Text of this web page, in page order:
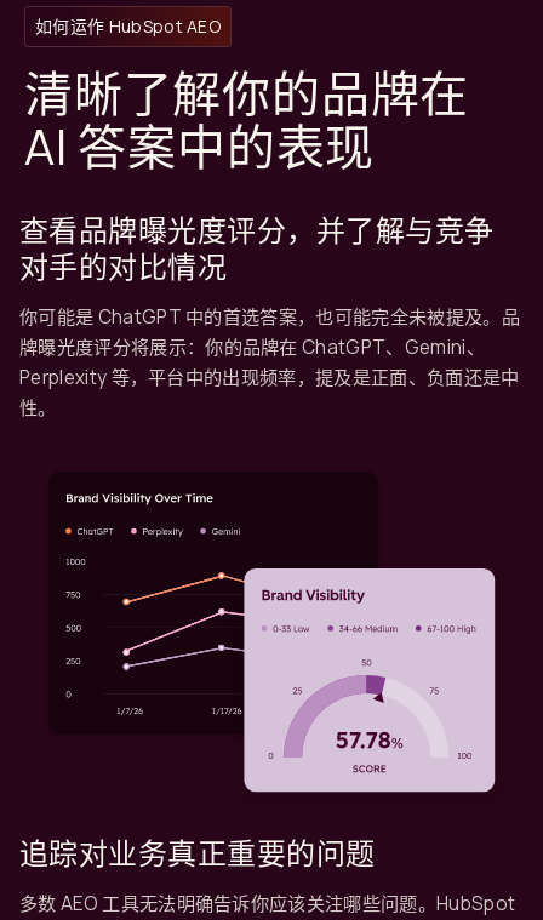
如何运作 HubSpot AEO
清晰了解你的品牌在
AI 答案中的表现
查看品牌曝光度评分，并了解与竞争
对手的对比情况
你可能是 ChatGPT 中的首选答案，也可能完全未被提及。品
牌曝光度评分将展示：你的品牌在 ChatGPT、Gemini、
Perplexity 等，平台中的出现频率，提及是正面、负面还是中
性。
追踪对业务真正重要的问题
多数 AEO 工具无法明确告诉你应该关注哪些问题。HubSpot